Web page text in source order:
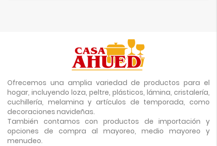
Ofrecemos una amplia variedad de productos para el
hogar, incluyendo loza, peltre, plásticos, lámina, cristalería,
cuchillería, melamina y artículos de temporada, como
decoraciones navideñas.
También contamos con productos de importación y
opciones de compra al mayoreo, medio mayoreo y
menudeo.